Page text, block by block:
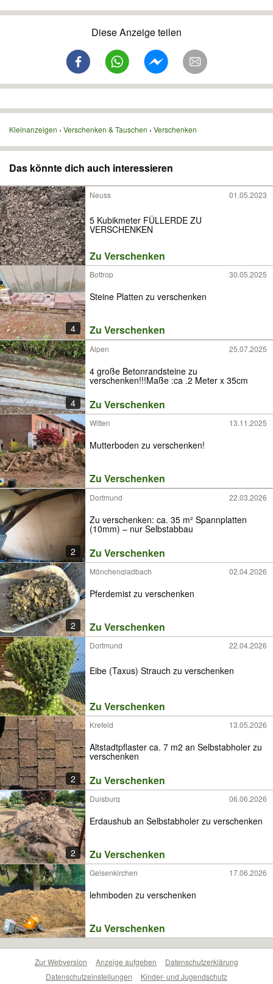
Diese Anzeige teilen
Kleinanzeigen Verschenken & Tauschen Verschenken
Das könnte dich auch interessieren
Neuss 01.05.2023
5 Kubikmeter FÜLLERDE ZU
VERSCHENKEN
Zu Verschenken
4
Bottrop 30.05.2025
Steine Platten zu verschenken
Zu Verschenken
4
Alpen 25.07.2025
4 große Betonrandsteine zu
verschenken!!!Maße :ca .2 Meter x 35cm
Zu Verschenken
Witten 13.11.2025
Mutterboden zu verschenken!
Zu Verschenken
2
Dortmund 22.03.2026
Zu verschenken: ca. 35 m² Spannplatten
(10mm) – nur Selbstabbau
Zu Verschenken
2
Mönchengladbach 02.04.2026
Pferdemist zu verschenken
Zu Verschenken
Dortmund 22.04.2026
Eibe (Taxus) Strauch zu verschenken
Zu Verschenken
2
Krefeld 13.05.2026
Altstadtpflaster ca. 7 m2 an Selbstabholer zu
verschenken
Zu Verschenken
2
Duisburg 06.06.2026
Erdaushub an Selbstabholer zu verschenken
Zu Verschenken
Gelsenkirchen 17.06.2026
lehmboden zu verschenken
Zu Verschenken
Zur Webversion Anzeige aufgeben
Datenschutzerklärung
Datenschutzeinstellungen
Kinder- und Jugendschutz